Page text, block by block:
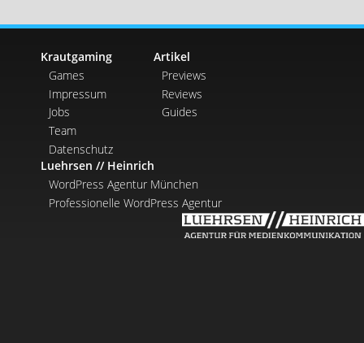
Krautgaming
Games
Impressum
Jobs
Team
Datenschutz
Artikel
Previews
Reviews
Guides
Luehrsen // Heinrich
WordPress Agentur München
Professionelle WordPress Agentur